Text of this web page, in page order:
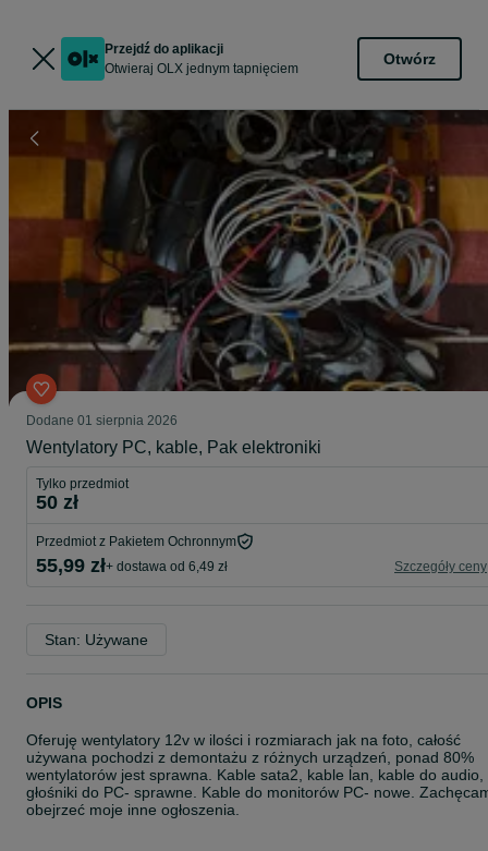
Przejdź do aplikacji
Otwieraj OLX jednym tapnięciem
Otwórz
Dodane 01 sierpnia 2026
Wentylatory PC, kable, Pak elektroniki
Tylko przedmiot
50 zł
Przedmiot z Pakietem Ochronnym
55,99 zł+ dostawa od 6,49 zł Szczegóły ceny
Stan: Używane
OPIS
Oferuję wentylatory 12v w ilości i rozmiarach jak na foto, całość
używana pochodzi z demontażu z różnych urządzeń, ponad 80%
wentylatorów jest sprawna. Kable sata2, kable lan, kable do audio,
głośniki do PC- sprawne. Kable do monitorów PC- nowe.
obejrzeć moje inne ogłoszenia.